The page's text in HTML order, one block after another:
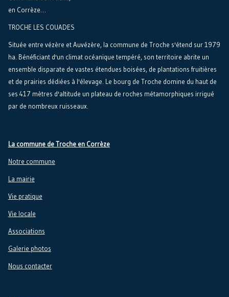
en Corrèze…
TROCHE LES COUADES
Située entre vézère et Auvézère, la commune de Troche s'étend sur 1979
ha. Bénéficiant d'un climat océanique tempéré, son territoire abrite un
ensemble disparate de vastes étendues boisées, de plantations fruitières
et de prairies dédiées à l'élevage. Le bourg de Troche domine du haut de
ses 417 mètres d'altitude un plateau de roches métamorphiques irrigué
par de nombreux ruisseaux.
La commune de Troche en Corrèze
Notre commune
La mairie
Vie pratique
Vie locale
Associations
Galerie photos
Nous contacter